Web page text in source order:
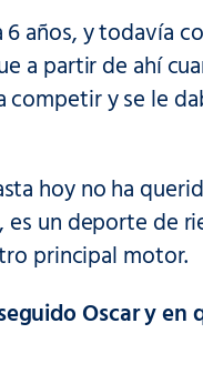
6 años, y todavía
a partir de ahí
competir y se le
hoy no ha
es un deporte de
principal motor.
Oscar y